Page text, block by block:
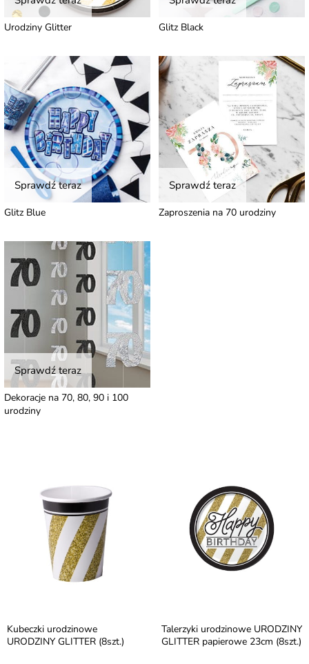
Urodziny Glitter Glitz Black
Sprawdź teraz
Glitz Blue
Sprawdź teraz
Zaproszenia na 70 urodziny
Sprawdź teraz
Dekoracje na 70, 80, 90 i 100
urodziny
Kubeczki urodzinowe
URODZINY GLITTER (8szt.)
Talerzyki urodzinowe URODZINY
GLITTER papierowe 23cm (8szt.)